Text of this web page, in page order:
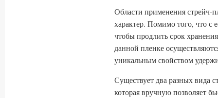
Области применения
характер. Помимо того, что
чтобы продлить срок
данной пленке
уникальным свойством
Существует два разных вида
которая вручную позволяет